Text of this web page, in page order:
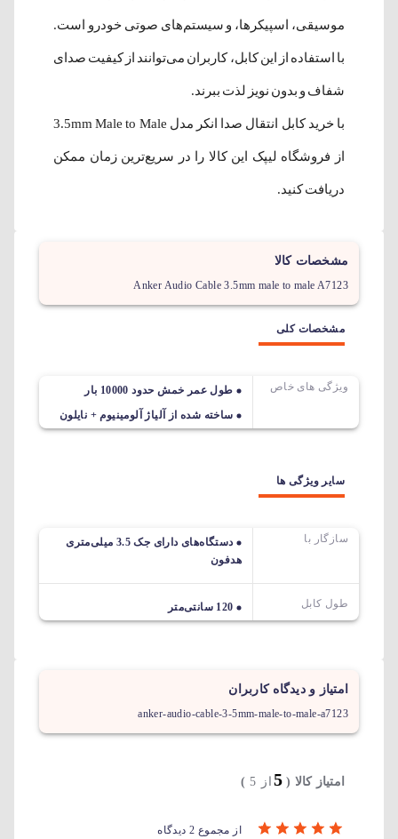
موسیقی، اسپیکرها، و سیستم‌های صوتی خودرو است.
با استفاده از این کابل، کاربران می‌توانند از کیفیت صدای
شفاف و بدون نویز لذت ببرند.
با خرید کابل انتقال صدا انکر مدل 3.5mm Male to Male
از فروشگاه لیپک این کالا را در سریع‌ترین زمان ممکن
دریافت کنید.
مشخصات کالا
Anker Audio Cable 3.5mm male to male A7123
مشخصات کلی
ویژگی های خاص
طول عمر خمش حدود 10000 بار
ساخته شده از آلیاژ آلومینیوم + نایلون
سایر ویژگی ها
سازگار با
دستگاه‌های دارای جک 3.5 میلی‌متری
هدفون
طول کابل 120 سانتی‌متر
امتیاز و دیدگاه کاربران
anker-audio-cable-3-5mm-male-to-male-a7123
امتیاز کالا (5 از 5 )
از مجموع 2 دیدگاه